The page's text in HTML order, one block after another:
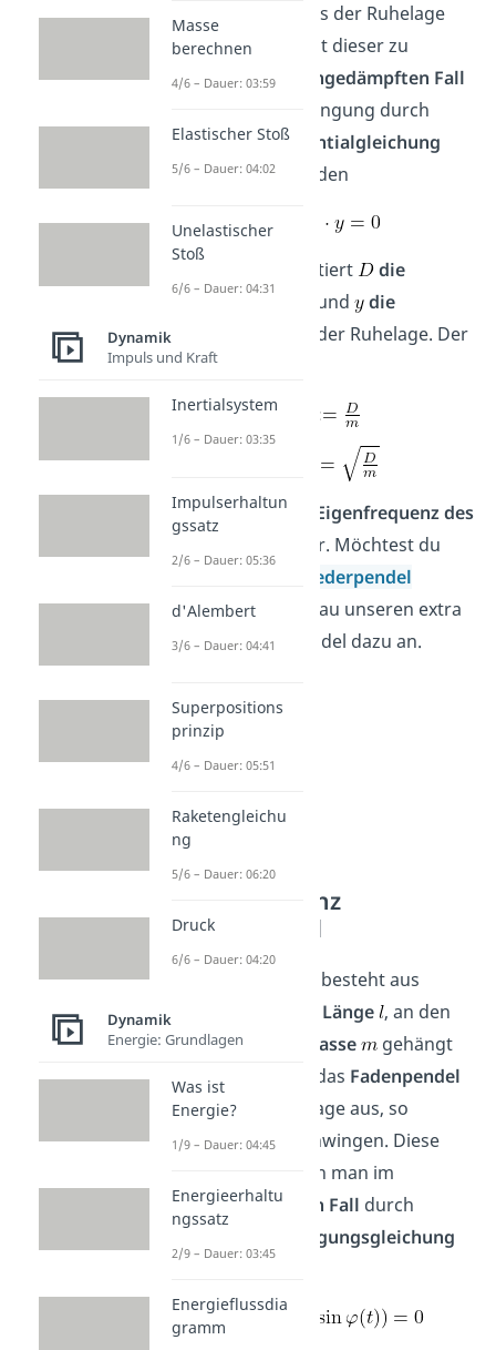
diesen Körper aus der Ruhelage
aus, dann beginnt dieser zu
schwingen. Im
ungedämpften Fall
kann diese Schwingung durch
folgende Differentialgleichung
beschrieben werden
Hierbei repräsentiert
die
Federkonstante
und
die
aus der Ruhelage. Der
Koeffizient
stellt gerade die
Eigenfrequenz des
dar. Möchtest du
Federpendel
wissen, dann schau unseren extra
Beitrag Federpendel dazu an.
Eigenfrequenz
Fadenpendel
besteht aus
Faden der Länge , an den
einKörper der Masse
gehängt
wird. Lenkt man das Fadenpendel
aus seiner Ruhelage aus, so
beginnt es zu schwingen. Diese
Schwingung kann man im
dämpfungsfreien Fall durch
Schwingungsgleichung
Masse
berechnen
4/6 – Dauer: 03:59
Elastischer Stoß
5/6 – Dauer: 04:02
Unelastischer
Stoß
6/6 – Dauer: 04:31
Dynamik
Impuls und Kraft
Inertialsystem
1/6 – Dauer: 03:35
Impulserhaltun
gssatz
2/6 – Dauer: 05:36
d'Alembert
3/6 – Dauer: 04:41
Superpositions
prinzip
4/6 – Dauer: 05:51
Raketengleichu
ng
5/6 – Dauer: 06:20
Druck
6/6 – Dauer: 04:20
Dynamik
Energie: Grundlagen
Was ist
Energie?
1/9 – Dauer: 04:45
Energieerhaltu
ngssatz
2/9 – Dauer: 03:45
Energieflussdia
gramm